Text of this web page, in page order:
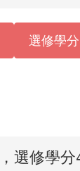
選修學分
選修學分